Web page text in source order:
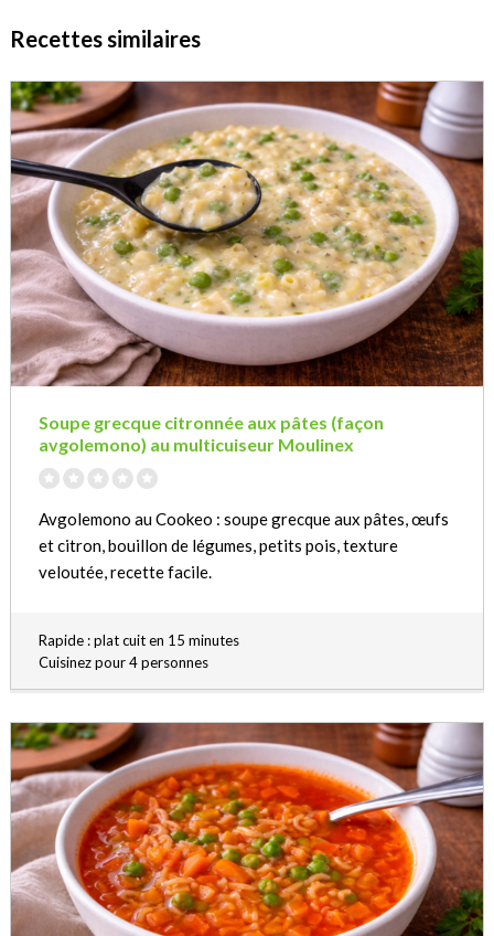
Recettes similaires
Soupe grecque citronnée aux pâtes (façon
avgolemono) au multicuiseur Moulinex
Avgolemono au Cookeo : soupe grecque aux pâtes, œufs
et citron, bouillon de légumes, petits pois, texture
veloutée, recette facile.
Rapide : plat cuit en 15 minutes
Cuisinez pour 4 personnes